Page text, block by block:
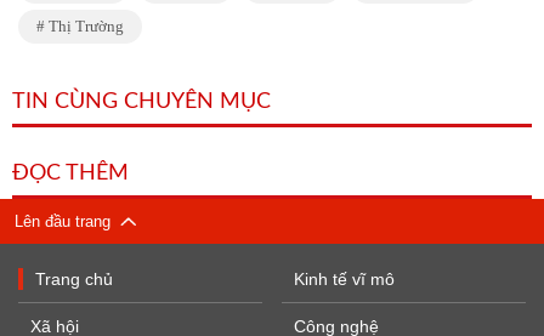
Thị Trường
TIN CÙNG CHUYÊN MỤC
ĐỌC THÊM
Lên đầu trang
Trang chủ
Xã hội
Kinh tế vĩ mô
Công nghệ